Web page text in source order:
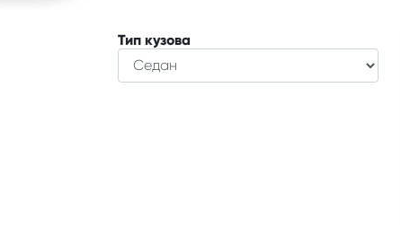
Тип кузова